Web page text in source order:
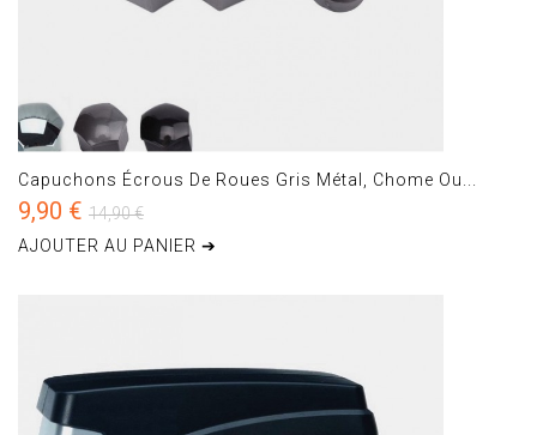
Capuchons Écrous De Roues Gris Métal, Chome Ou...
9,90 € 14,90 €
AJOUTER AU PANIER ➔